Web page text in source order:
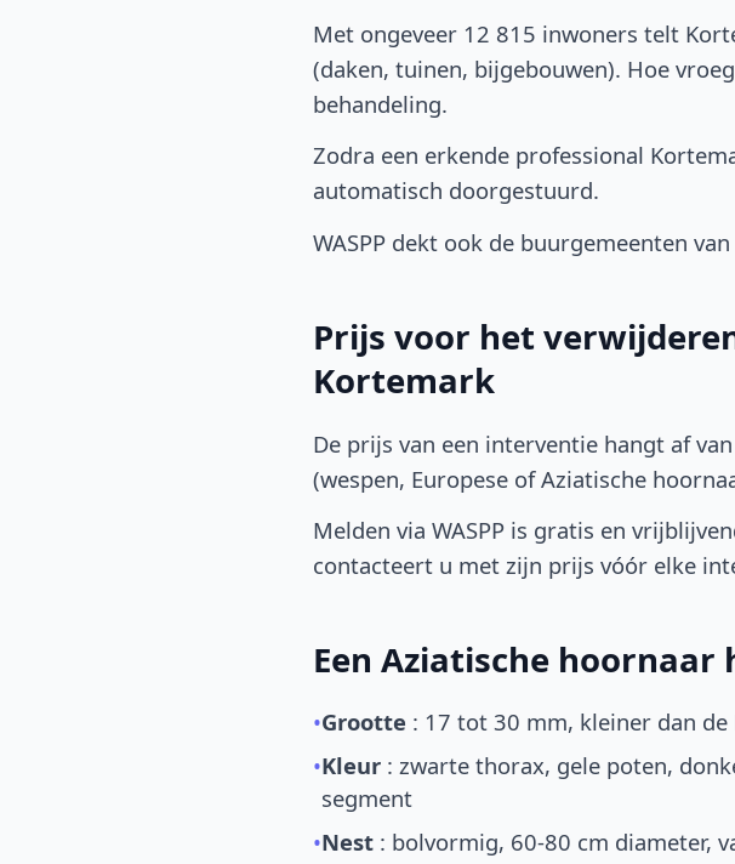
Met ongeveer 12 815 inwoners telt
(daken, tuinen, bijgebouwen). Hoe
behandeling.
Zodra een erkende professional
automatisch doorgestuurd.
WASPP dekt ook de buurgemeenten
Prijs voor het
Kortemark
De prijs van een interventie hangt af
(wespen, Europese of Aziatische
Melden via WASPP is gratis en
contacteert u met zijn prijs vóór elke
Een Aziatische hoornaar
•Grootte : 17 tot 30 mm, kleiner dan
•Kleur : zwarte thorax, gele poten,
segment
•Nest : bolvormig, 60-80 cm diameter,